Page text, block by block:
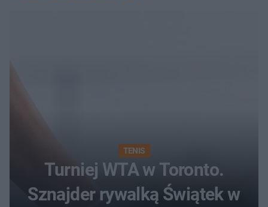
TENIS
Turniej WTA w Toronto.
Sznajder rywalką Świątek w